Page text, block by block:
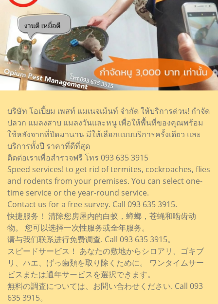
บริษัท โอเปี้ยม เพสท์ แมเนจเม้นท์ จำกัด ให้บริการด่วน! กำจัด
ปลวก แมลงสาบ แมลงวันและหนู เพื่อให้พื้นที่ของคุณพร้อม
ใช้หลังจากที่ปิดมานาน มีให้เลือกแบบบริการครั้งเดียว และ
บริการทั้งปี ราคาที่ดีที่สุด
ติดต่อเราเพื่อสำรวจฟรี โทร 093 635 3915
Speed services! to get rid of termites, cockroaches, flies
and rodents from your premises. You can select one-
time service or the year-round service.
Contact us for a free survey. Call 093 635 3915.
快捷服务！ 清除您房屋内的白蚁，蟑螂，苍蝇和啮齿动
物。 您可以选择一次性服务或全年服务。
请与我们联系进行免费调查. Call 093 635 3915。
スピードサービス！ あなたの敷地からシロアリ、ゴキブ
リ、ハエ、げっ歯類を取り除くために。 ワンタイムサー
ビスまたは通年サービスを選択できます。
無料の調査については、お問い合わせください. Call 093
635 3915。